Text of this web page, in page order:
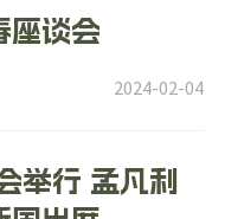
2024-02-04
座谈会
举行 孟凡利